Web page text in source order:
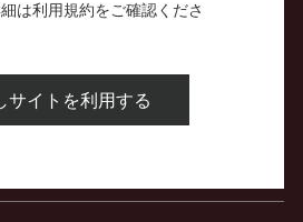
表示
は利用規約をご確認くださ
サイトを利用する